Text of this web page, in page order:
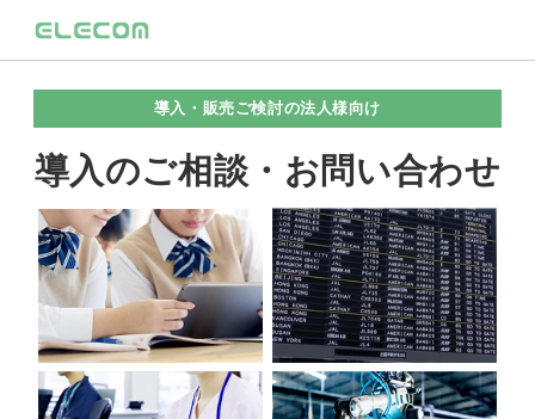
導入・販売ご検討の法人様向け
導入のご相談・お問い合わせ